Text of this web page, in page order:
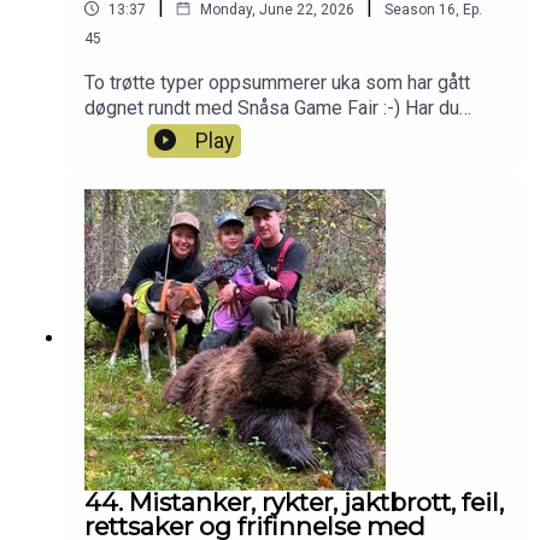
13:37 | Monday, June 22, 2026 | Season 16 Ep.
45
To trøtte typer oppsummerer uka som har gått
døgnet rundt med Snåsa Game Fair :-) Har du
også lyst til å bli med i Patreon-jaktlaget? Klikk
deg inn her da vel:
Play
44. Mistanker, rykter, jaktbrott, feil,
rettsaker og frifinnelse med